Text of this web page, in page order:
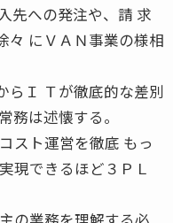
先への発注や、請 求
々 にＶＡＮ事業の様相
らＩ Ｔが徹底的な差別
務は述懐する。
スト運営を徹底 もっ
現できるほど３ＰＬ